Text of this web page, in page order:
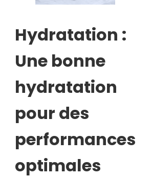
Hydratation :
Une bonne
hydratation
pour des
performances
optimales